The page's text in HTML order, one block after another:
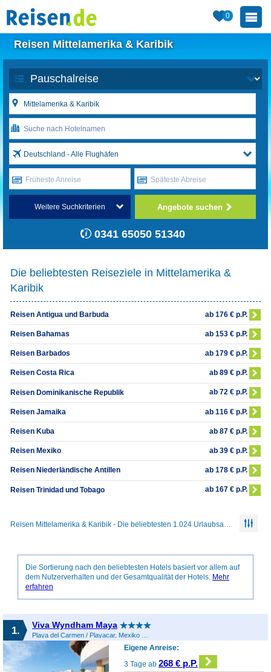
0
Reisen Mittelamerika & Karibik
Deutschland - Alle Flughäfen
Früheste Anreise Späteste Abreise
Weitere Suchkriterien Angebote suchen
0341 65050 51340
Die beliebtesten Reiseziele in Mittelamerika &
Karibik
Reisen Antigua und Barbuda ab 176 € p.P.
Reisen Bahamas ab 153 € p.P.
Reisen Barbados ab 179 € p.P.
Reisen Costa Rica ab 89 € p.P.
Reisen Dominikanische Republik ab 72 € p.P.
Reisen Jamaika ab 116 € p.P.
Reisen Kuba ab 87 € p.P.
Reisen Mexiko ab 39 € p.P.
Reisen Niederländische Antillen ab 178 € p.P.
Reisen Trinidad und Tobago ab 167 € p.P.
Die Sortierung nach den beliebtesten Hotels basiert vor allem auf
dem Nutzerverhalten und der Gesamtqualität der Hotels. Mehr
erfahren
1. Viva Wyndham Maya
Eigene Anreise:
3 Tage ab268 € p.P.